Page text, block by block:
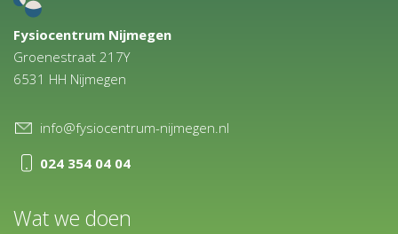
Fysiocentrum Nijmegen
Groenestraat 217Y
6531 HH Nijmegen
info@fysiocentrum-nijmegen.nl
024 354 04 04
Wat we doen